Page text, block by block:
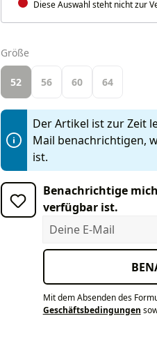
Diese Auswahl steht nicht zur
Größeauswählen
52 56 60 64
Der Artikel ist zur Zeit
Mail benachrichtigen,
ist.
Benachrichtige
verfügbar ist.
Deine E-Mail
Mit dem Absenden des
Geschäftsbedingungen